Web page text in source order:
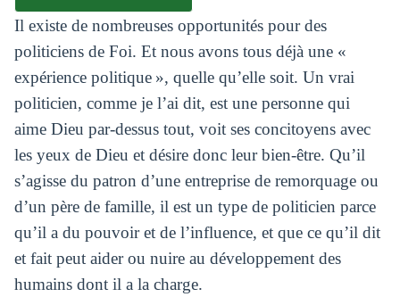
Il existe de nombreuses opportunités pour des
politiciens de Foi. Et nous avons tous déjà une «
expérience politique », quelle qu’elle soit. Un vrai
politicien, comme je l’ai dit, est une personne qui
aime Dieu par-dessus tout, voit ses concitoyens avec
les yeux de Dieu et désire donc leur bien-être. Qu’il
s’agisse du patron d’une entreprise de remorquage ou
d’un père de famille, il est un type de politicien parce
qu’il a du pouvoir et de l’influence, et que ce qu’il dit
et fait peut aider ou nuire au développement des
humains dont il a la charge.